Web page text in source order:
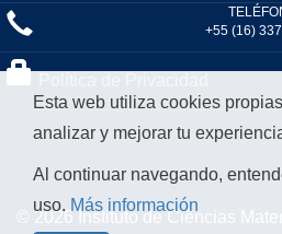
+55 (16)
© 2026 Instituto de Ciências
Esta web utiliza cookies
analizar y mejorar tu
Al continuar navegando,
uso. Más información